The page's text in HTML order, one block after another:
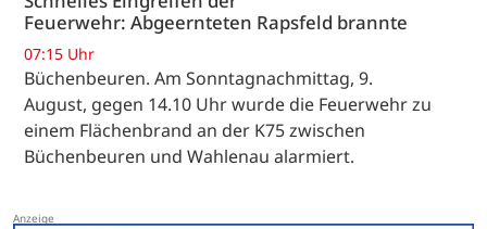
Feuerwehr: Abgeernteten Rapsfeld brannte
07:15 Uhr
Büchenbeuren. Am Sonntagnachmittag, 9.
August, gegen 14.10 Uhr wurde die Feuerwehr zu
einem Flächenbrand an der K75 zwischen
Büchenbeuren und Wahlenau alarmiert.